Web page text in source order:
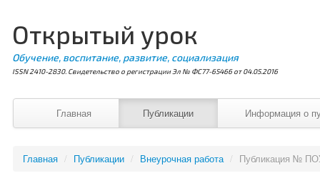
Открытый урок
Обучение, воспитание, развитие, социализация
ISSN 2410-2830. Свидетельство о регистрации Эл № ФС77-65466 от 04.05.2016
Главная Публикации Информация о
Главная / Публикации / Внеурочная работа / Публикация №